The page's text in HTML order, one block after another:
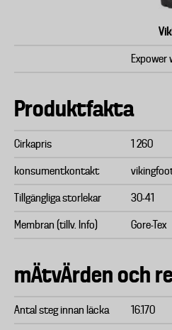
Expower
Produktfakta
Cirkapris 1 260
konsumentkontakt
Tillgängliga storlekar 30-41
Membran (tillv. Info) Gore-Tex
mÄtvÄrden och
Antal steg innan läcka 16.170